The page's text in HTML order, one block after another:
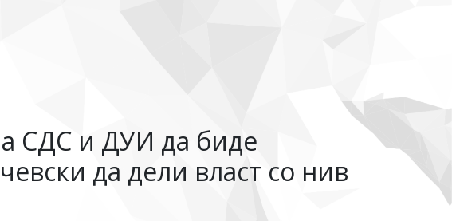
СДС и ДУИ да биде
да дели власт со нив